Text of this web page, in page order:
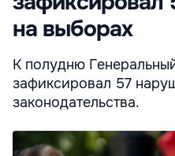
на выборах
К полудню
зафиксировал 57
законодательства.